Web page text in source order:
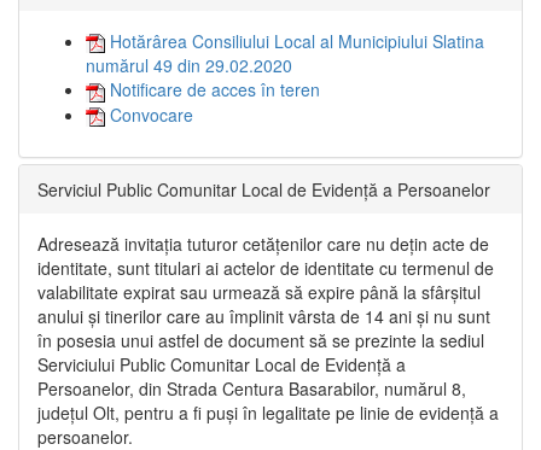
Hotărârea Consiliului Local al Municipiului Slatina
numărul 49 din 29.02.2020
Notificare de acces în teren
Convocare
Serviciul Public Comunitar Local de Evidență a Persoanelor
Adresează invitația tuturor cetățenilor care nu dețin acte de
identitate, sunt titulari ai actelor de identitate cu termenul de
valabilitate expirat sau urmează să expire până la sfârșitul
anului și tinerilor care au împlinit vârsta de 14 ani și nu sunt
în posesia unui astfel de document să se prezinte la sediul
Serviciului Public Comunitar Local de Evidență a
Persoanelor, din Strada Centura Basarabilor, numărul 8,
județul Olt, pentru a fi puși în legalitate pe linie de evidență a
persoanelor.